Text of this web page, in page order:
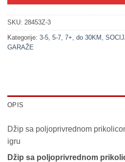
SKU: 28453Z-3
Kategorije: 3-5 5-7 7+ do 30KM
GARAŽE
OPIS
Džip sa poljoprivrednom
igru
Džip sa poljoprivrednom